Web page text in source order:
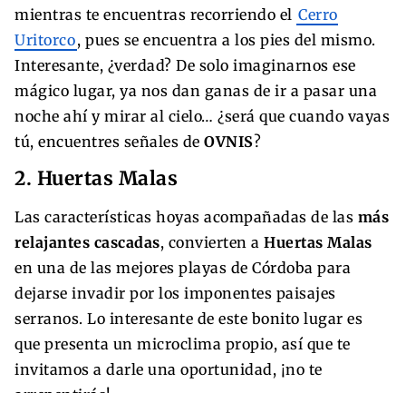
mientras te encuentras recorriendo el Cerro
Uritorco, pues se encuentra a los pies del mismo.
Interesante, ¿verdad? De solo imaginarnos ese
mágico lugar, ya nos dan ganas de ir a pasar una
noche ahí y mirar al cielo… ¿será que cuando vayas
tú, encuentres señales de OVNIS?
2. Huertas Malas
Las características hoyas acompañadas de las más
relajantes cascadas, convierten a Huertas Malas
en una de las mejores playas de Córdoba para
dejarse invadir por los imponentes paisajes
serranos. Lo interesante de este bonito lugar es
que presenta un microclima propio, así que te
invitamos a darle una oportunidad, ¡no te